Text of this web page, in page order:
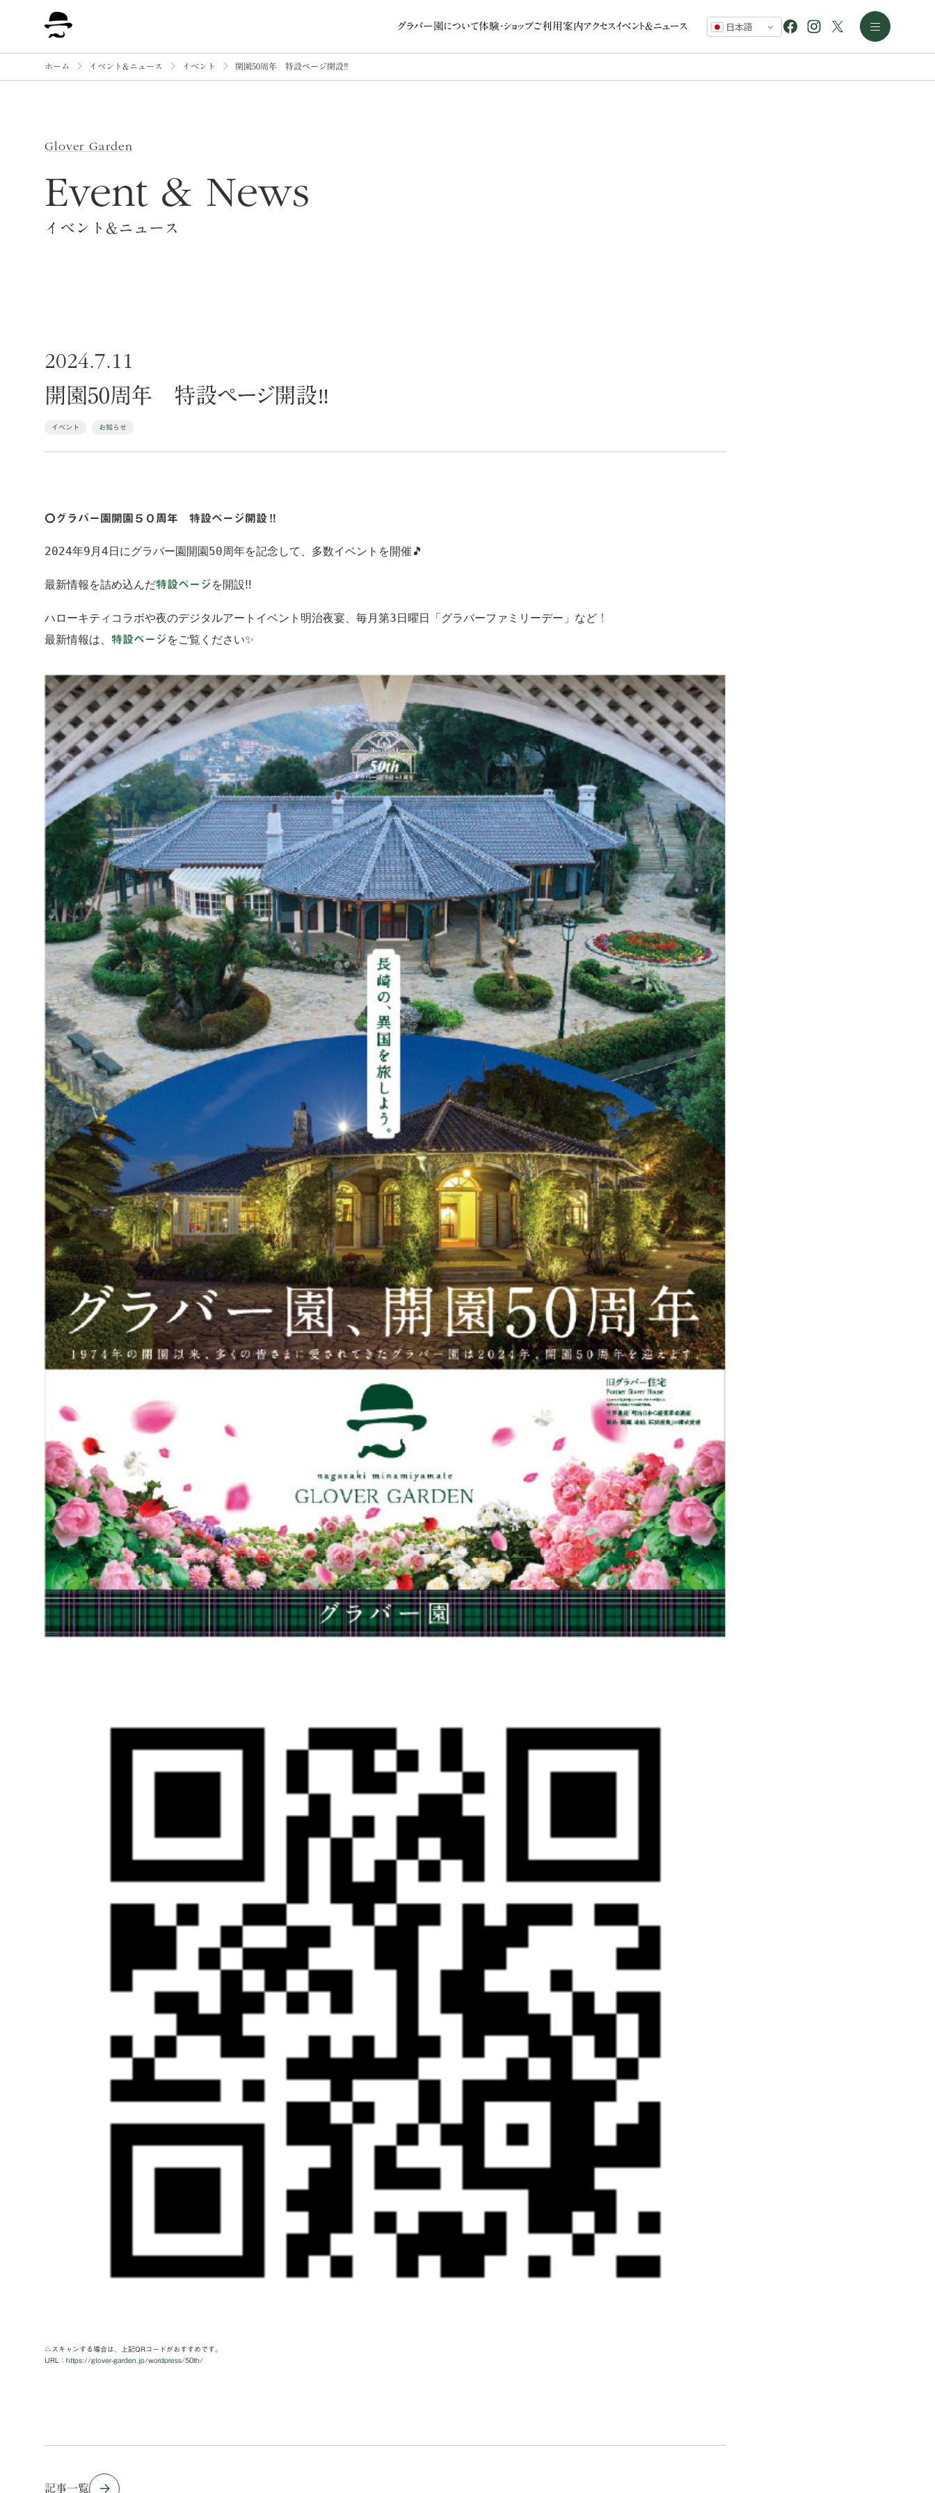
保存修理工事について
日本語
グラバー園について体験・ショップご利用案内アクセスイベント&ニュース
ホーム イベント&ニュース イベント 開園50周年 特設ページ開設‼
Glover Garden
Event & News
イベント&ニュース
開園50周年 特設ページ開設‼
2024.7.11
イベント お知らせ
〇グラバー園開園５０周年 特設ページ開設‼
2024年9月4日にグラバー園開園50周年を記念して、多数イベントを開催🎵
最新情報を詰め込んだ特設ページ を開設‼
ハローキティコラボや夜のデジタルアートイベント明治夜宴、毎月第3日曜日「グラバーファミリーデー」など ！
最新情報は、 特設ページ をご覧ください✨
△スキャンする場合は、上記QRコードがおすすめです。
URL： https://glover-garden.jp/wordpress/50th/
記事一覧